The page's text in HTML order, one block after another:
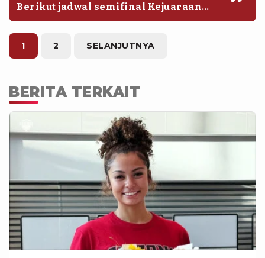
Berikut jadwal semifinal Kejuaraan
Voli Industri &amp; Bola Voli
Profesional Korea 2026, Senin
(15/6/2026):
1 2 SELANJUTNYA
BERITA TERKAIT